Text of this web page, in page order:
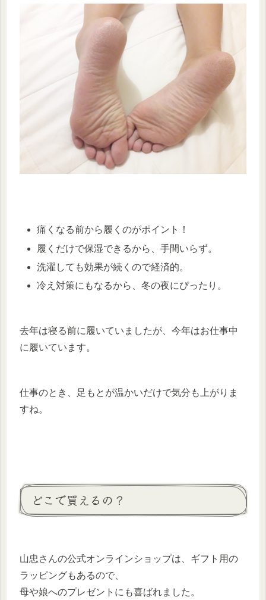
痛くなる前から履くのがポイント！
履くだけで保湿できるから、手間いらず。
洗濯しても効果が続くので経済的。
冷え対策にもなるから、冬の夜にぴったり。
去年は寝る前に履いていましたが、今年はお仕事中
に履いています。
仕事のとき、足もとが温かいだけで気分も上がりま
すね。
どこで買えるの？
山忠さんの公式オンラインショップは、ギフト用の
ラッピングもあるので、
母や娘へのプレゼントにも喜ばれました。